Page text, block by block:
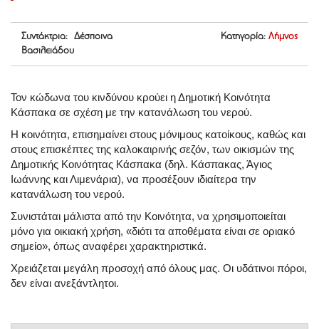
Συντάκτρια: Δέσποινα
Βασιλειάδου
Κατηγορία: Λήμνος
Τον κώδωνα του κινδύνου κρούει η Δημοτική Κοινότητα
Κάσπακα σε σχέση με την κατανάλωση του νερού.
Η κοινότητα, επισημαίνει στους μόνιμους κατοίκους, καθώς και
στους επισκέπτες της καλοκαιρινής σεζόν, των οικισμών της
Δημοτικής Κοινότητας Κάσπακα (δηλ. Κάσπακας, Άγιος
Ιωάννης και Λιμενάρια), να προσέξουν ιδιαίτερα την
κατανάλωση του νερού.
Συνιστάται μάλιστα από την Κοινότητα, να χρησιμοποιείται
μόνο για οικιακή χρήση, «διότι τα αποθέματα είναι σε οριακό
σημείο», όπως αναφέρει χαρακτηριστικά.
Χρειάζεται μεγάλη προσοχή από όλους μας. Οι υδάτινοι πόροι,
δεν είναι ανεξάντλητοι.